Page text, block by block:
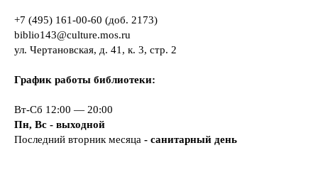
+7 (495) 161-00-60 (доб. 2173)
biblio143@culture.mos.ru
ул. Чертановская, д. 41, к. 3, стр. 2
График работы библиотеки:
Вт-Сб 12:00 — 20:00
Пн, Вс - выходной
Последний вторник месяца - санитарный день